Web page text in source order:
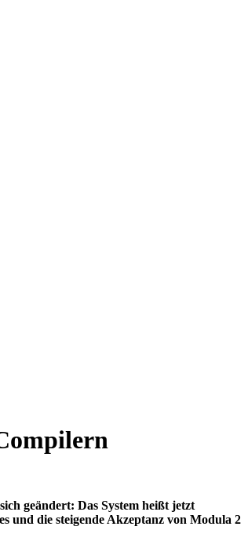
geändert: Das System heißt jetzt
und die steigende Akzeptanz von Modula 2